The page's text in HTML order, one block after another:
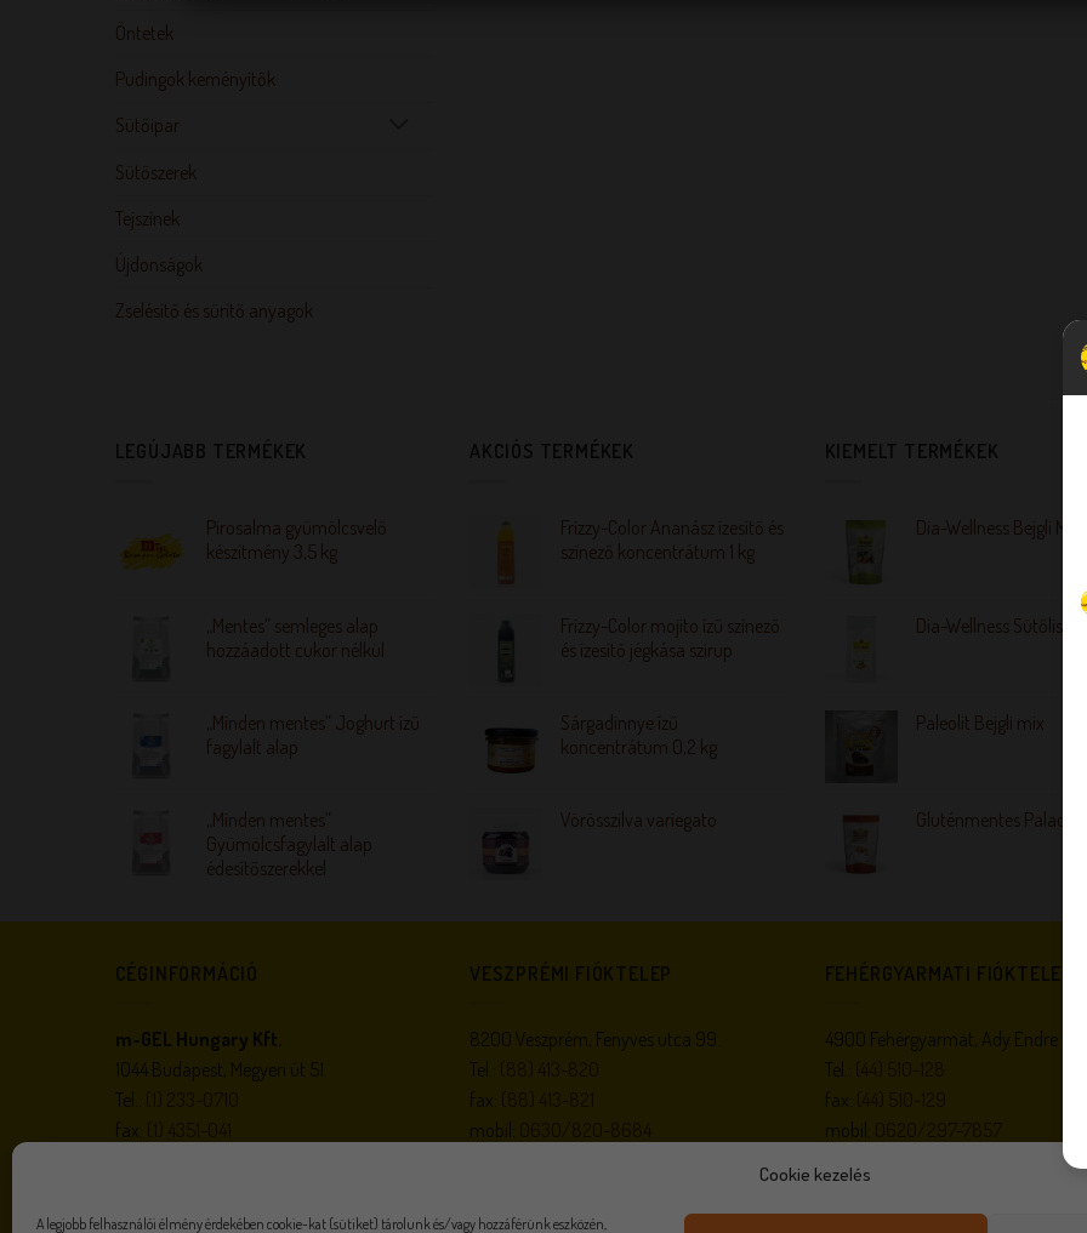
Cookie kezelés
A legjobb felhasználói élmény érdekében cookie-kat (sütiket) tárolunk és/vagy hozzáférünk eszközén,
Öntetek
Pudingok keményítők
Sütőipar
Sütőszerek
Tejszínek
Újdonságok
Zselésítő és sűrítő anyagok
LEGÚJABB TERMÉKEK
Pirosalma gyümölcsvelő
készítmény 3,5 kg
„Mentes” semleges alap
hozzáadott cukor nélkül
„Minden mentes” Joghurt ízű
fagylalt alap
„Minden mentes”
Gyümölcsfagylalt alap
édesítőszerekkel
AKCIÓS TERMÉKEK
Frizzy-Color Ananász ízesítő és
színező koncentrátum 1 kg
Frizzy-Color mojito ízű színező
és ízesítő jégkása szirup
Sárgadinnye ízű
koncentrátum 0,2 kg
Vörösszilva variegato
KIEMELT TERMÉKEK
Dia-Wellness Bejgli Mix
Dia-Wellness Sütőliszt
Paleolit Bejgli mix
Gluténmentes
CÉGINFORMÁCIÓ
m-GEL Hungary Kft.
1044 Budapest, Megyeri út 51.
Tel.:
fax:
VESZPRÉMI FIÓKTELEP
8200 Veszprém, Fenyves utca 99.
Tel.:
fax:
mobil:
FEHÉRGYARMATI FIÓKTELEP
4900 Fehérgyarmat, Ady Endre
Tel.:
fax:
mobil: